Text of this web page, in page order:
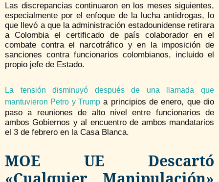
Las discrepancias continuaron en los meses siguientes,
especialmente por el enfoque de la lucha antidrogas, lo
que llevó a que la administración estadounidense retirara
a Colombia el certificado de país colaborador en el
combate contra el narcotráfico y en la imposición de
sanciones contra funcionarios colombianos, incluido el
propio jefe de Estado.
La tensión disminuyó después de una llamada que
mantuvieron Petro y Trump a principios de enero, que dio
paso a reuniones de alto nivel entre funcionarios de
ambos Gobiernos y al encuentro de ambos mandatarios
el 3 de febrero en la Casa Blanca.
MOE UE Descartó